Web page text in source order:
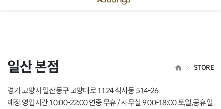
일산 본점
경기 고양시 일산동구 고양대로 1124 식사동 514-26
매장 영업시간 10:00-22:00 연중 무휴 / 사무실 9:00-18:00 토,일,공휴일
HOMESTORE